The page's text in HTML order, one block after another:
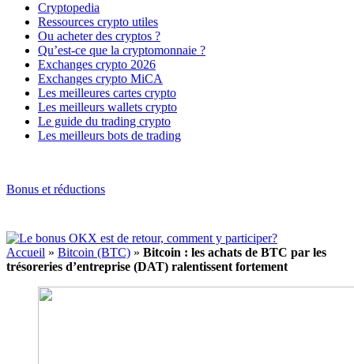
Cryptopedia
Ressources crypto utiles
Ou acheter des cryptos ?
Qu’est-ce que la cryptomonnaie ?
Exchanges crypto 2026
Exchanges crypto MiCA
Les meilleures cartes crypto
Les meilleurs wallets crypto
Le guide du trading crypto
Les meilleurs bots de trading
Bonus et réductions
Accueil » Bitcoin (BTC) » Bitcoin : les achats de BTC par les
trésoreries d’entreprise (DAT) ralentissent fortement